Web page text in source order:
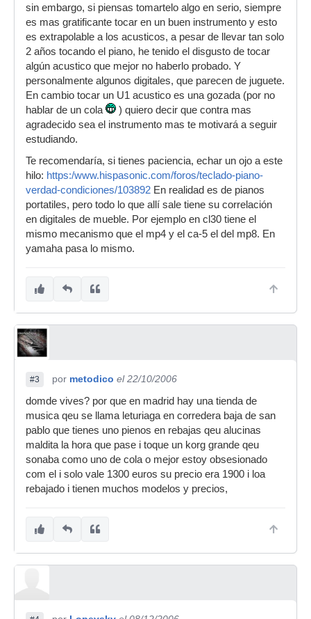
sin embargo, si piensas tomartelo algo en serio, siempre
es mas gratificante tocar en un buen instrumento y esto
es extrapolable a los acusticos, a pesar de llevar tan solo
2 años tocando el piano, he tenido el disgusto de tocar
algún acustico que mejor no haberlo probado. Y
personalmente algunos digitales, que parecen de juguete.
En cambio tocar un U1 acustico es una gozada (por no
hablar de un cola
) quiero decir que contra mas
agradecido sea el instrumento mas te motivará a seguir
estudiando.
Te recomendaría, si tienes paciencia, echar un ojo a este
hilo: https:/www.hispasonic.com/foros/teclado-piano-
verdad-condiciones/103892 En realidad es de pianos
portatiles, pero todo lo que allí sale tiene su correlación
en digitales de mueble. Por ejemplo en cl30 tiene el
mismo mecanismo que el mp4 y el ca-5 el del mp8. En
yamaha pasa lo mismo.
#3 por metodico el 22/10/2006
domde vives? por que en madrid hay una tienda de
musica qeu se llama leturiaga en corredera baja de san
pablo que tienes uno pienos en rebajas qeu alucinas
maldita la hora que pase i toque un korg grande qeu
sonaba como uno de cola o mejor estoy obsesionado
com el i solo vale 1300 euros su precio era 1900 i loa
rebajado i tienen muchos modelos y precios,